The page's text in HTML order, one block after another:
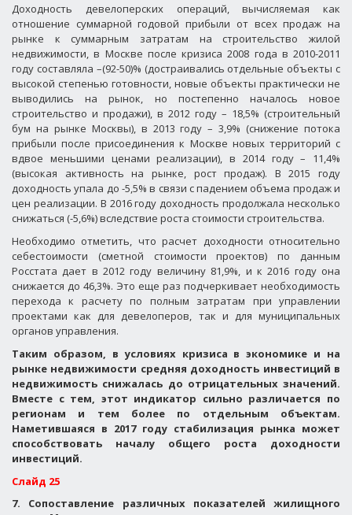
Доходность девелоперских операций, вычисляемая как
отношение суммарной годовой прибыли от всех продаж на
рынке к суммарным затратам на строительство жилой
недвижимости, в Москве после кризиса 2008 года в 2010-2011
году составляла –(92-50)% (достраивались отдельные объекты с
высокой степенью готовности, новые объекты практически не
выводились на рынок, но постепенно началось новое
строительство и продажи), в 2012 году – 18,5% (строительный
бум на рынке Москвы), в 2013 году – 3,9% (снижение потока
прибыли после присоединения к Москве новых территорий с
вдвое меньшими ценами реализации), в 2014 году – 11,4%
(высокая активность на рынке, рост продаж). В 2015 году
доходность упала до -5,5% в связи с падением объема продаж и
цен реализации. В 2016 году доходность продолжала несколько
снижаться (-5,6%) вследствие роста стоимости строительства.
Необходимо отметить, что расчет доходности относительно
себестоимости (сметной стоимости проектов) по данным
Росстата дает в 2012 году величину 81,9%, и к 2016 году она
снижается до 46,3%. Это еще раз подчеркивает необходимость
перехода к расчету по полным затратам при управлении
проектами как для девелоперов, так и для муниципальных
органов управления.
Таким образом, в условиях кризиса в экономике и на
рынке недвижимости средняя доходность инвестиций в
недвижимость снижалась до отрицательных значений.
Вместе с тем, этот индикатор сильно различается по
регионам и тем более по отдельным объектам.
Наметившаяся в 2017 году стабилизация рынка может
способствовать началу общего роста доходности
инвестиций.
Слайд 25
7. Сопоставление различных показателей жилищного